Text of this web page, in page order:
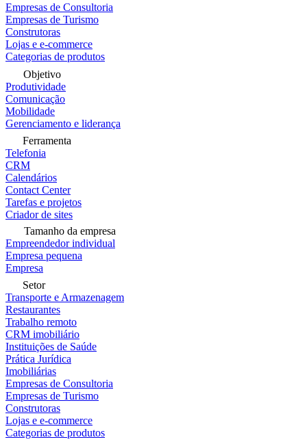
Empresas de Consultoria
Empresas de Turismo
Construtoras
Lojas e e-commerce
Categorias de produtos
Objetivo
Produtividade
Comunicação
Mobilidade
Gerenciamento e liderança
Ferramenta
Telefonia
CRM
Calendários
Contact Center
Tarefas e projetos
Criador de sites
Tamanho da empresa
Empreendedor individual
Empresa pequena
Empresa
Setor
Transporte e Armazenagem
Restaurantes
Trabalho remoto
CRM imobiliário
Instituições de Saúde
Prática Jurídica
Imobiliárias
Empresas de Consultoria
Empresas de Turismo
Construtoras
Lojas e e-commerce
Categorias de produtos